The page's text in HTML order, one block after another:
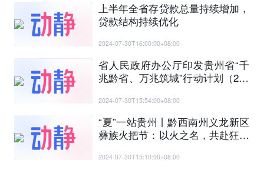
上半年全省存贷款总量持续增加，
贷款结构持续优化
2024-07-30T16:00:00+08:00
省人民政府办公厅印发贵州省“千
兆黔省、万兆筑城”行动计划（202
2024-07-30T15:54:00+08:00
“夏”一站贵州丨黔西南州义龙新区
彝族火把节：以火之名，共赴狂欢
2024-07-30T15:10:00+08:00